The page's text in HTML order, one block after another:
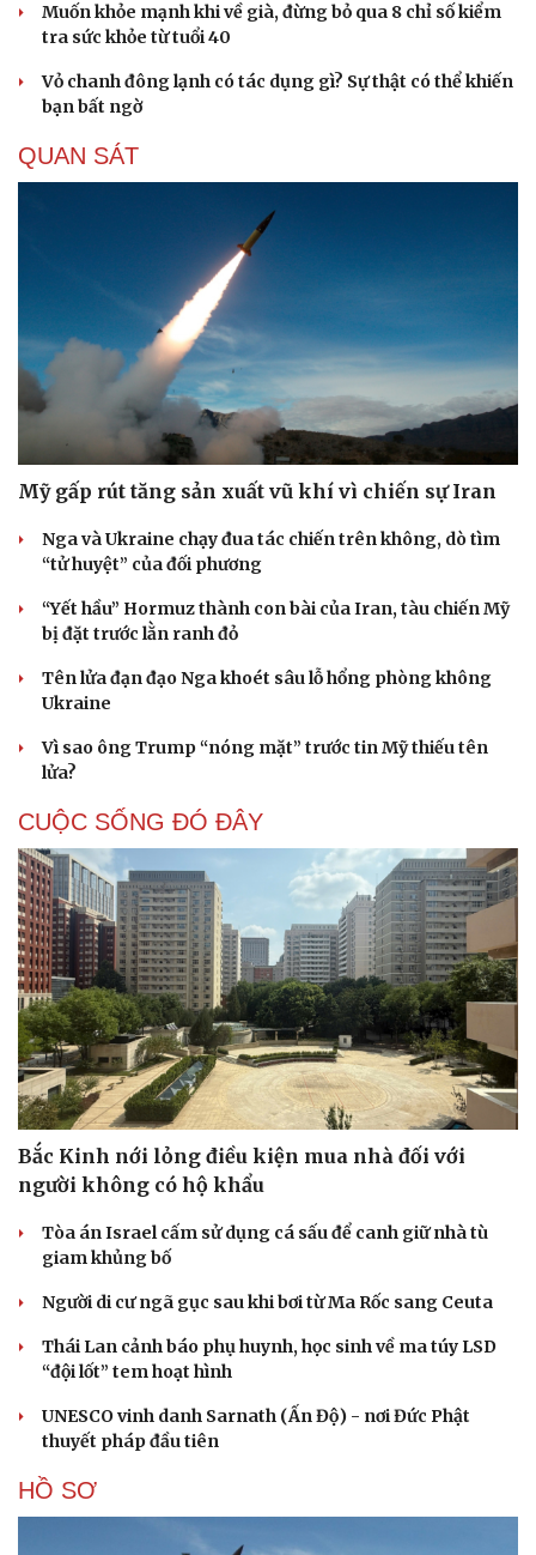
Cải chính
Muốn khỏe mạnh khi về già, đừng bỏ qua 8 chỉ số kiểm
tra sức khỏe từ tuổi 40
Vỏ chanh đông lạnh có tác dụng gì? Sự thật có thể khiến
bạn bất ngờ
QUAN SÁT
Mỹ gấp rút tăng sản xuất vũ khí vì chiến sự Iran
Nga và Ukraine chạy đua tác chiến trên không, dò tìm
“tử huyệt” của đối phương
“Yết hầu” Hormuz thành con bài của Iran, tàu chiến Mỹ
bị đặt trước lằn ranh đỏ
Tên lửa đạn đạo Nga khoét sâu lỗ hổng phòng không
Ukraine
Vì sao ông Trump “nóng mặt” trước tin Mỹ thiếu tên
lửa?
CUỘC SỐNG ĐÓ ĐÂY
Bắc Kinh nới lỏng điều kiện mua nhà đối với
người không có hộ khẩu
Tòa án Israel cấm sử dụng cá sấu để canh giữ nhà tù
giam khủng bố
Người di cư ngã gục sau khi bơi từ Ma Rốc sang Ceuta
Thái Lan cảnh báo phụ huynh, học sinh về ma túy LSD
“đội lốt” tem hoạt hình
UNESCO vinh danh Sarnath (Ấn Độ) - nơi Đức Phật
thuyết pháp đầu tiên
HỒ SƠ